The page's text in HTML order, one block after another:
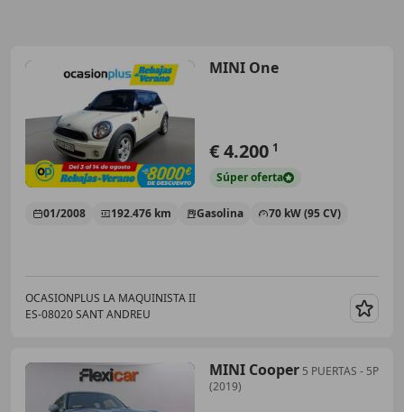
MINI One
€ 4.200 1
Súperoferta
01/2008 192.476 km Gasolina 70 kW (95 CV)
OCASIONPLUS LA MAQUINISTA II
ES-08020 SANT ANDREU
MINI Cooper 5 PUERTAS - 5P
(2019)